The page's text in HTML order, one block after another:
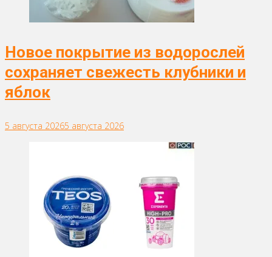
Новое покрытие из водорослей
сохраняет свежесть клубники и
яблок
5 августа 20265 августа 2026